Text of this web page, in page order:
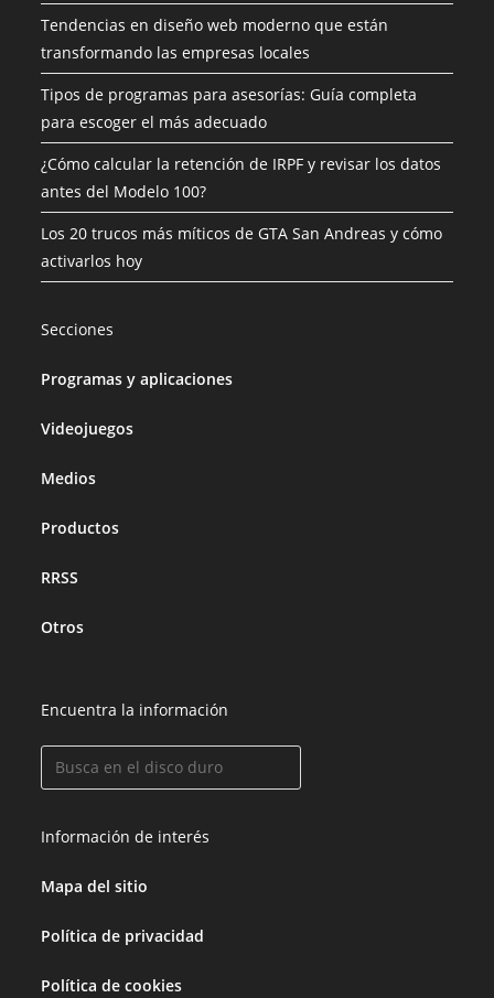
Tendencias en diseño web moderno que están
transformando las empresas locales
Tipos de programas para asesorías: Guía completa
para escoger el más adecuado
¿Cómo calcular la retención de IRPF y revisar los datos
antes del Modelo 100?
Los 20 trucos más míticos de GTA San Andreas y cómo
activarlos hoy
Secciones
Programas y aplicaciones
Videojuegos
Medios
Productos
RRSS
Otros
Encuentra la información
Información de interés
Mapa del sitio
Política de privacidad
Política de cookies